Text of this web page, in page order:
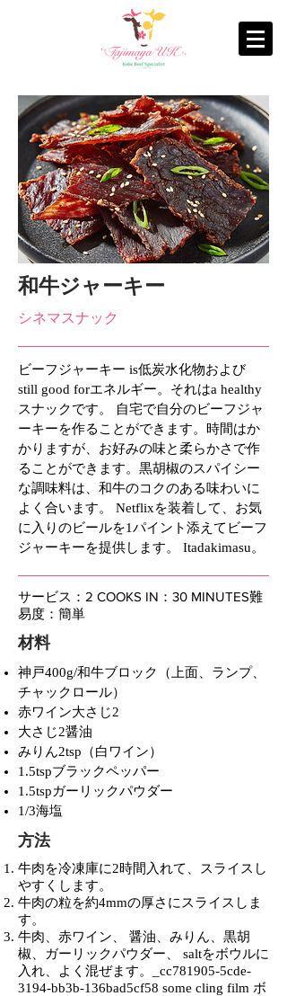
和牛ジャーキー
シネマスナック
ビーフジャーキー is低炭水化物および
still good forエネルギー。それはa healthy
スナックです。 自宅で自分のビーフジャ
ーキーを作ることができます。時間はか
かりますが、お好みの味と柔らかさで作
ることができます。黒胡椒のスパイシー
な調味料は、和牛のコクのある味わいに
よく合います。 Netflixを装着して、お気
に入りのビールを1パイント添えてビーフ
ジャーキーを提供します。 Itadakimasu。
サービス：2 COOKS IN：30 MINUTES難
易度：簡単
材料
神戸400g/和牛ブロック（上面、ランプ、
チャックロール）
赤ワイン大さじ2
大さじ2醤油
みりん2tsp（白ワイン）
1.5tspブラックペッパー
1.5tspガーリックパウダー
1/3海塩
方法
牛肉を冷凍庫に2時間入れて、スライスし
やすくします。
牛肉の粒を約4mmの厚さにスライスしま
す。
牛肉、赤ワイン、 醤油、みりん、黒胡
椒、ガーリックパウダー、 saltをボウルに
入れ、よく混ぜます。_cc781905-5cde-
3194-bb3b-136bad5cf58 some cling film ボ